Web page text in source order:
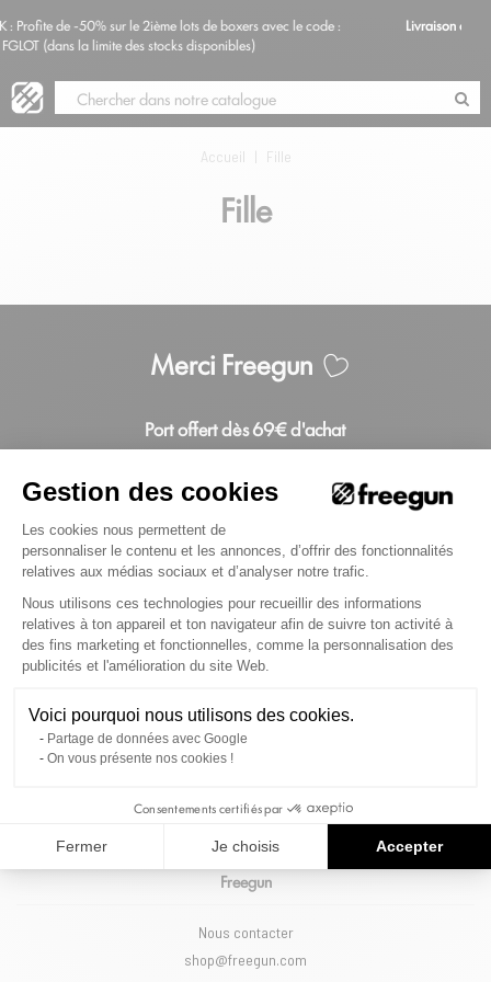
2ième lots de boxers avec le code :
stocks disponibles)
Livraison offerte à partir de 69€
Accueil | Fille
Fille
Merci Freegun
Port offert dès 69€ d'achat
en France Métropolitaine.
Inscris-toi à notre newsletter pour suivre les actus de
la marque
(Et reçois 10% sur ta commande)
Nos Collabs
Freegun
Nous contacter
shop@freegun.com
Gestion des cookies
Plateforme de Gestion du
Les cookies nous permettent de
personnaliser le contenu et les annonces, d’offrir des fonctionnalités
relatives aux médias sociaux et d’analyser notre trafic.
Nous utilisons ces technologies pour recueillir des informations
relatives à ton appareil et ton navigateur afin de suivre ton activité à
des fins marketing et fonctionnelles, comme la personnalisation des
publicités et l'amélioration du site Web.
Voici pourquoi nous utilisons des cookies.
Partage de données avec Google
On vous présente nos cookies !
Consentements certifiés par
Fermer Je choisis Accepter
Axeptio consent